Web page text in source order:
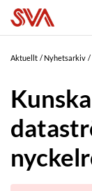
Aktuellt Nyhetsarkiv